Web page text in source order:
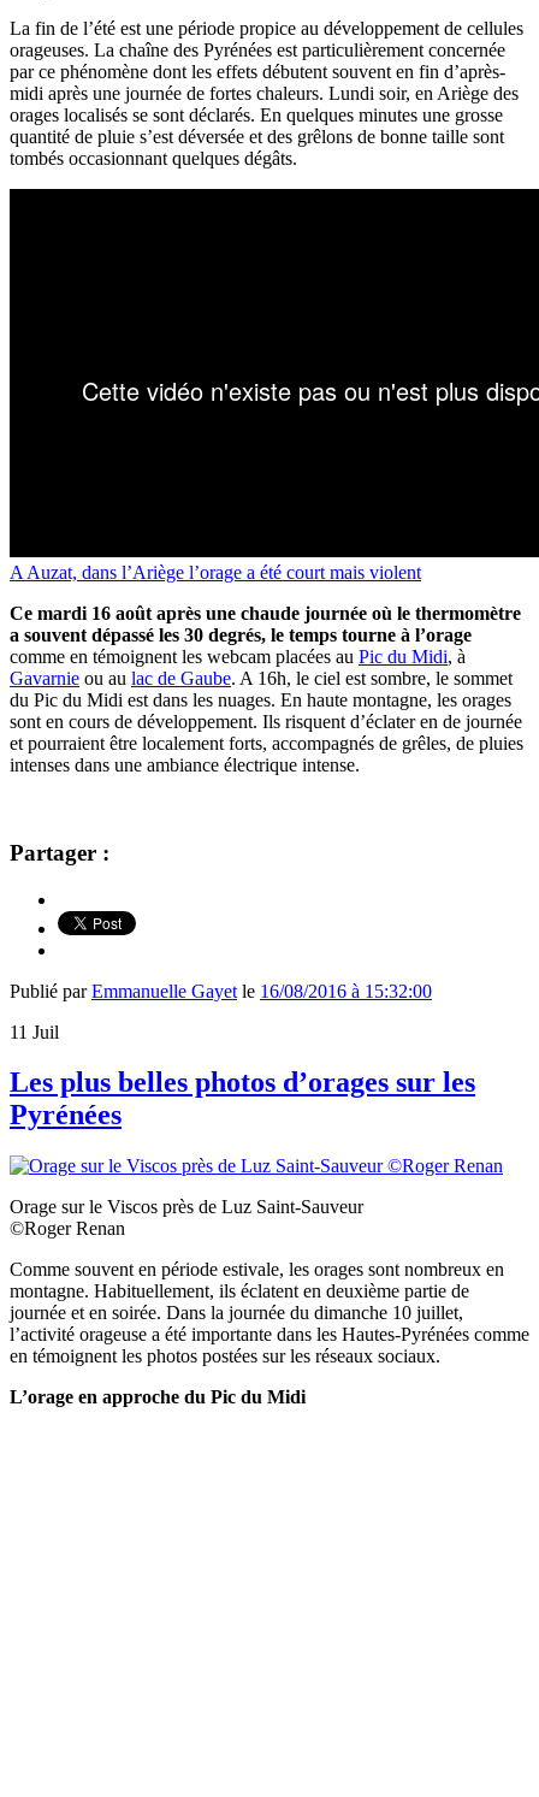
La fin de l’été est une période propice au développement de cellules
orageuses. La chaîne des Pyrénées est particulièrement concernée
par ce phénomène dont les effets débutent souvent en fin d’après-
midi après une journée de fortes chaleurs. Lundi soir, en Ariège des
orages localisés se sont déclarés. En quelques minutes une grosse
quantité de pluie s’est déversée et des grêlons de bonne taille sont
tombés occasionnant quelques dégâts.
A Auzat, dans l’Ariège l’orage a été court mais violent
Ce mardi 16 août après une chaude journée où le thermomètre
a souvent dépassé les 30 degrés, le temps tourne à l’orage
comme en témoignent les webcam placées au Pic du Midi, à
Gavarnie ou au lac de Gaube. A 16h, le ciel est sombre, le sommet
du Pic du Midi est dans les nuages. En haute montagne, les orages
sont en cours de développement. Ils risquent d’éclater en de journée
et pourraient être localement forts, accompagnés de grêles, de pluies
intenses dans une ambiance électrique intense.
Partager :
Publié parEmmanuelle Gayet le 16/08/2016 à 15:32:00
11 Juil
Les plus belles photos d’orages sur les
Pyrénées
Orage sur le Viscos près de Luz Saint-Sauveur
©Roger Renan
Comme souvent en période estivale, les orages sont nombreux en
montagne. Habituellement, ils éclatent en deuxième partie de
journée et en soirée. Dans la journée du dimanche 10 juillet,
l’activité orageuse a été importante dans les Hautes-Pyrénées comme
en témoignent les photos postées sur les réseaux sociaux.
L’orage en approche du Pic du Midi